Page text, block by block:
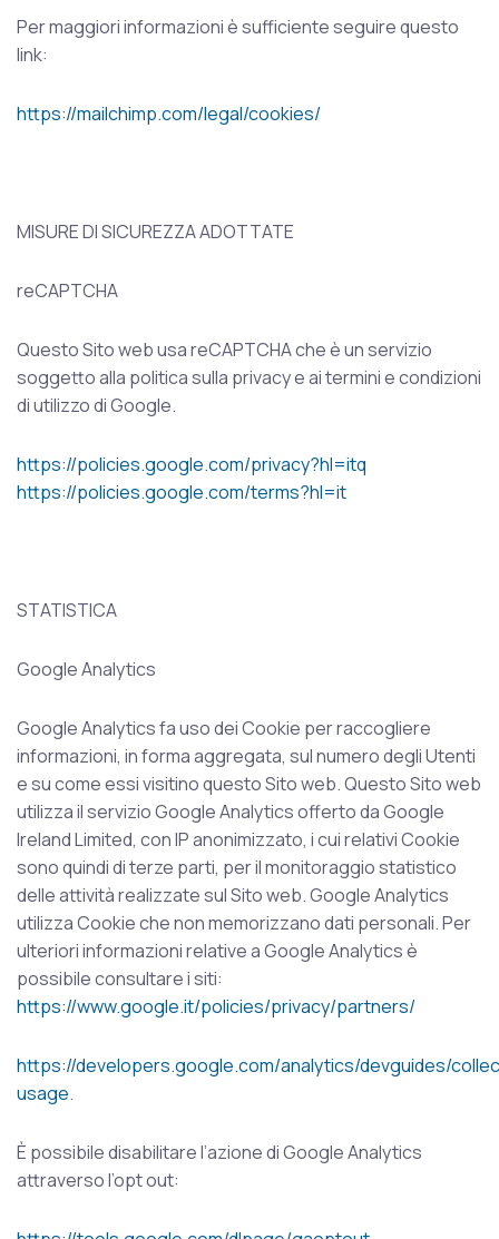
Per maggiori informazioni è sufficiente seguire questo
link:
https://mailchimp.com/legal/cookies/
MISURE DI SICUREZZA ADOTTATE
reCAPTCHA
Questo Sito web usa reCAPTCHA che è un servizio
soggetto alla politica sulla privacy e ai termini e condizioni
di utilizzo di Google.
https://policies.google.com/privacy?hl=itq
https://policies.google.com/terms?hl=it
STATISTICA
Google Analytics
Google Analytics fa uso dei Cookie per raccogliere
informazioni, in forma aggregata, sul numero degli Utenti
e su come essi visitino questo Sito web. Questo Sito web
utilizza il servizio Google Analytics offerto da Google
Ireland Limited, con IP anonimizzato, i cui relativi Cookie
sono quindi di terze parti, per il monitoraggio statistico
delle attività realizzate sul Sito web. Google Analytics
utilizza Cookie che non memorizzano dati personali. Per
ulteriori informazioni relative a Google Analytics è
possibile consultare i siti:
https://www.google.it/policies/privacy/partners/
https://developers.google.com/analytics/devguides/
usage.
È possibile disabilitare l’azione di Google Analytics
attraverso l’opt out: